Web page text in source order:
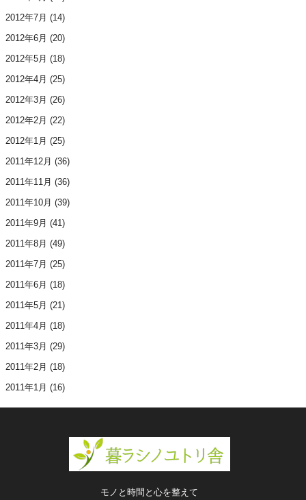
2012年7月 (14)
2012年6月 (20)
2012年5月 (18)
2012年4月 (25)
2012年3月 (26)
2012年2月 (22)
2012年1月 (25)
2011年12月 (36)
2011年11月 (36)
2011年10月 (39)
2011年9月 (41)
2011年8月 (49)
2011年7月 (25)
2011年6月 (18)
2011年5月 (21)
2011年4月 (18)
2011年3月 (29)
2011年2月 (18)
2011年1月 (16)
モノと時間と心を整えて